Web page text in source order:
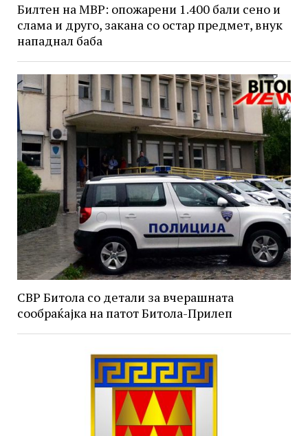
Билтен на МВР: опожарени 1.400 бали сено и
слама и друго, закана со остар предмет, внук
нападнал баба
СВР Битола со детали за вчерашната
сообраќајка на патот Битола-Прилеп